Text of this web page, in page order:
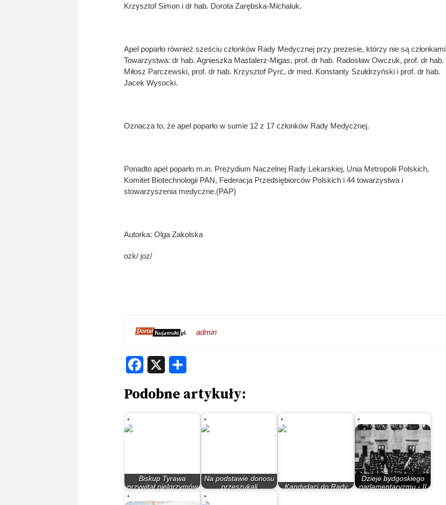
Krzysztof Simon i dr hab. Dorota Zarębska-Michaluk.
Apel poparło również sześciu członków Rady Medycznej przy prezesie, którzy nie są członkami
Towarzystwa: dr hab. Agnieszka Mastalerz-Migas, prof. dr hab. Radosław Owczuk, prof. dr hab.
Miłosz Parczewski, prof. dr hab. Krzysztof Pyrć, dr med. Konstanty Szułdrzyński i prof. dr hab.
Jacek Wysocki.
Oznacza to, że apel poparło w sumie 12 z 17 członków Rady Medycznej.
Ponadto apel poparło m.in. Prezydium Naczelnej Rady Lekarskiej, Unia Metropolii Polskich,
Komitet Biotechnologii PAN, Federacja Przedsiębiorców Polskich i 44 towarzystwa i
stowarzyszenia medyczne.(PAP)
Autorka: Olga Zakolska
ozk/ joz/
admin
Facebook
Podobne artykuły:
Biskup Tyrawa
przywitał pielgrzymów
Na podstawie donosu
przeszukali
Kandydaci do Rady
Dzieje bydgoskiego
parlamentaryzmu - II